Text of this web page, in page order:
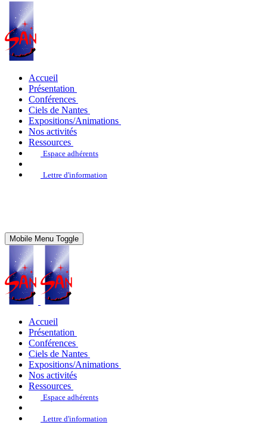
Accueil
Présentation
Conférences
Ciels de Nantes
Expositions/Animations
Nos activités
Ressources
Espace adhérents
Lettre d'information
Mobile Menu Toggle
Accueil
Présentation
Conférences
Ciels de Nantes
Expositions/Animations
Nos activités
Ressources
Espace adhérents
Lettre d'information